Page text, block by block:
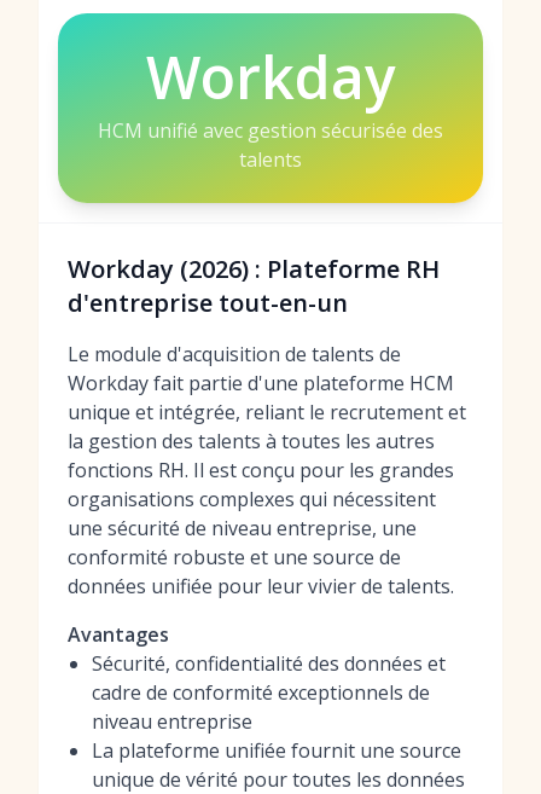
Workday
HCM unifié avec gestion sécurisée des
talents
Workday (2026) : Plateforme RH
d'entreprise tout-en-un
Le module d'acquisition de talents de
Workday fait partie d'une plateforme HCM
unique et intégrée, reliant le recrutement et
la gestion des talents à toutes les autres
fonctions RH. Il est conçu pour les grandes
organisations complexes qui nécessitent
une sécurité de niveau entreprise, une
conformité robuste et une source de
données unifiée pour leur vivier de talents.
Avantages
Sécurité, confidentialité des données et
cadre de conformité exceptionnels de
niveau entreprise
La plateforme unifiée fournit une source
unique de vérité pour toutes les données